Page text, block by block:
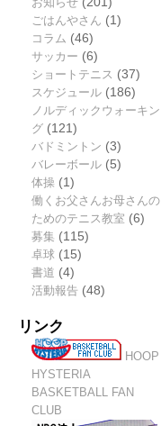
ごはんやさん (1)
コラム (46)
サッカー (6)
ショートテニス (37)
スケジュール(186)
ノルディックウォーキン
グ(121)
バドミントン (3)
バレーボール(5)
体操(1)
働くお父さんお母さんの
ためのテニス教室 (6)
募集 (115)
卓球 (15)
書道 (4)
活動報告(48)
リンク
HOOP
HYSTERIA
BASKETBALL FAN
CLUB